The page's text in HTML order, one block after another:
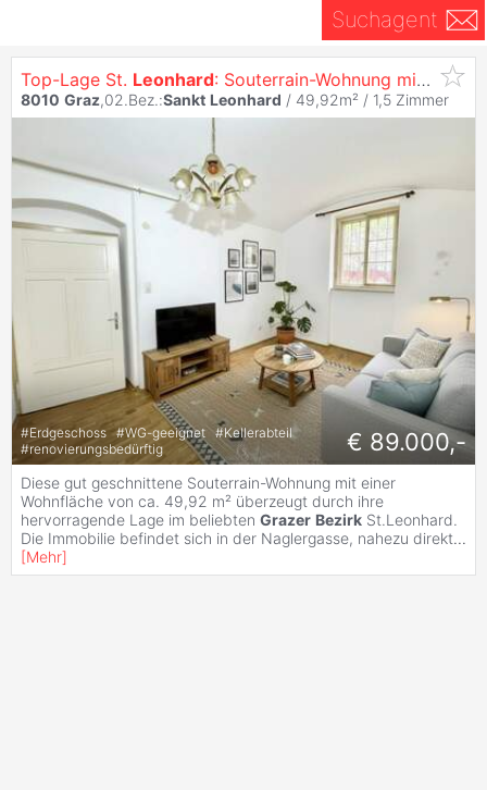
Suchagent
Top-Lage St. Leonhard: Souterrain-Wohnung mit Potenzial
8010 Graz,02.Bez.:Sankt Leonhard / 49,92m² / 1,5 Zimmer
#Erdgeschoss #WG-geeignet #Kellerabteil
#renovierungsbedürftig € 89.000,-
Diese gut geschnittene Souterrain-Wohnung mit einer
Wohnfläche von ca. 49,92 m² überzeugt durch ihre
hervorragende Lage im beliebten Grazer Bezirk St.Leonhard.
Die Immobilie befindet sich in der Naglergasse, nahezu direkt...
[Mehr]